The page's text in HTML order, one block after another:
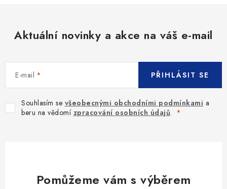
Aktuální novinky a akce na váš e-mail
E-mail
Souhlasím se všeobecnými obchodními podmínkami a
beru na vědomí zpracování osobních údajů.
PŘIHLÁSIT SE
Pomůžeme vám s výběrem